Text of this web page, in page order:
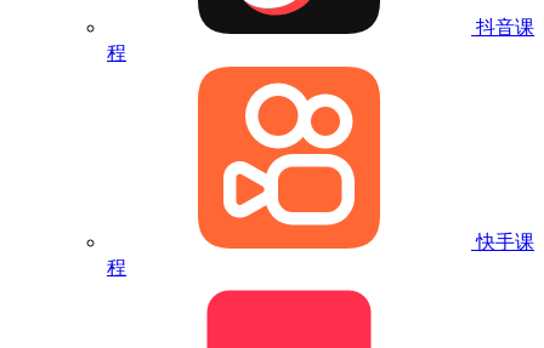
抖音课
程
快手课
程